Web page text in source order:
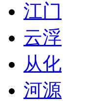
江门
云浮
从化
河源